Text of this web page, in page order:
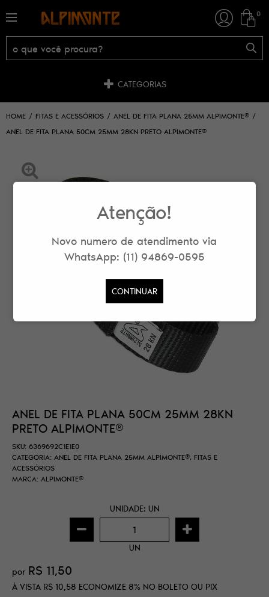
0
CATEGORIAS
HOME FITAS E ACESSÓRIOS
ANEL DE FITA PLANA 25MM ALPIMONTE®
ANEL DE FITA PLANA 50CM 25MM 28KN PRETO ALPIMONTE®
ANEL DE FITA PLANA 50CM 25MM 28KN
PRETO ALPIMONTE®
SKU: 6369692C1E1E0
CATEGORIA: ANEL DE FITA PLANA 25MM ALPIMONTE®, FITAS E
ACESSÓRIOS
MARCA: ALPIMONTE®
UNIDADE: UN
UN
por R$ 11,50
À VISTA R$ 10,58 ECONOMIZE 8% NO BOLETO OU PIX
Atenção!
Novo numero de atendimento via
WhatsApp: (11) 94869-0595
CONTINUAR